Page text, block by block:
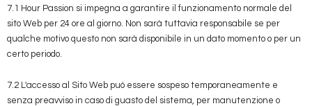
7.1 Hour Passion si impegna a garantire il funzionamento normale del
sito Web per 24 ore al giorno. Non sarà tuttavia responsabile se per
qualche motivo questo non sarà disponibile in un dato momento o per un
certo periodo.
7.2 L'accesso al Sito Web può essere sospeso temporaneamente e
senza preavviso in caso di guasto del sistema, per manutenzione o